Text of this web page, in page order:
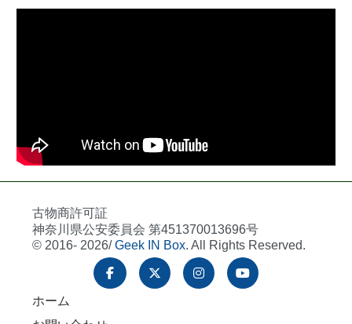
古物商許可証
神奈川県公安委員会 第451370013696号
© 2016- 2026/Geek IN Box. All Rights Reserved.
ホーム